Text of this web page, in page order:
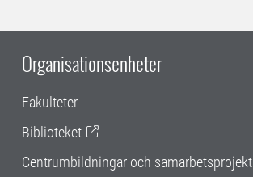
Organisationsenheter
Fakulteter
Biblioteket
Centrumbildningar och samarbetsprojekt